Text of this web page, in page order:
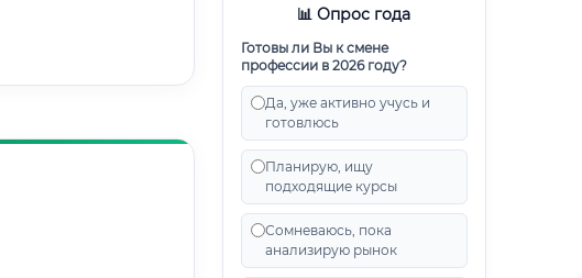
📊 Опрос года
Готовы ли Вы к смене
профессии в 2026 году?
Да, уже активно учусь и
готовлюсь
Планирую, ищу
подходящие курсы
Сомневаюсь, пока
анализирую рынок